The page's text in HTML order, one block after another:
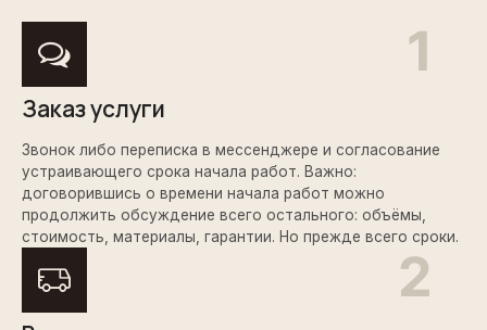
Заказ услуги
Звонок либо переписка в мессенджере и согласование
устраивающего срока начала работ. Важно:
договорившись о времени начала работ можно
продолжить обсуждение всего остального: объёмы,
стоимость, материалы, гарантии. Но прежде всего сроки.